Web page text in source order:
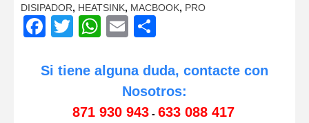
DISIPADOR, HEATSINK, MACBOOK, PRO
Facebook
TwitterWhatsApp
Email
Si tiene alguna duda, contacte con
Nosotros:
871 930 943- 633 088 417